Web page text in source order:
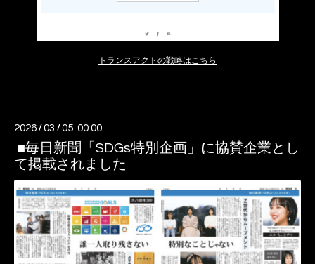
トランスアクトの戦略はこちら
2026 /03 /05 00:00
■毎日新聞「SDGs特別企画」に協賛企業とし
て掲載されました